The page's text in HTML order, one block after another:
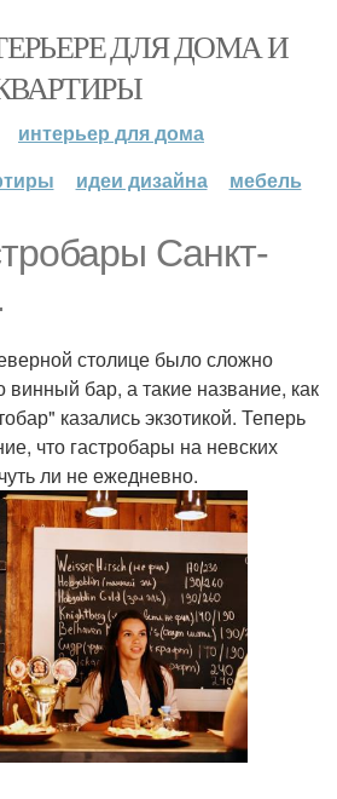
ДЛЯ ДОМА И
интерьер для дома
идеи дизайна мебель
Санкт-
столице было сложно
винный бар, а такие название, как
казались экзотикой. Теперь
что гастробары на невских
ли не ежедневно.